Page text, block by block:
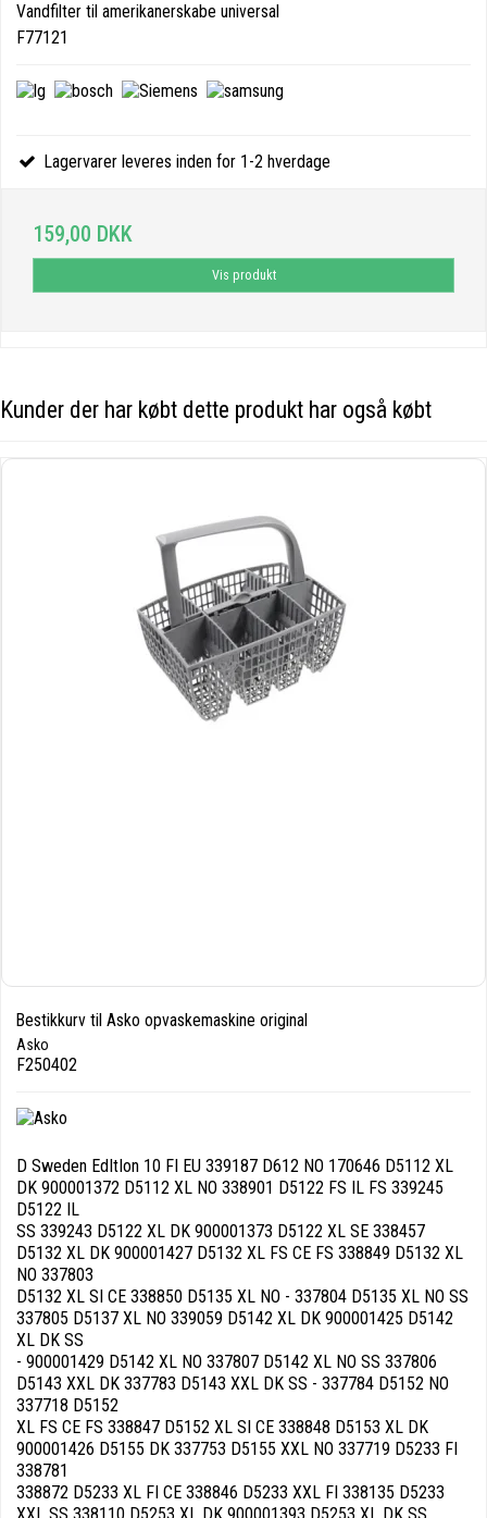
Vandfilter til amerikanerskabe universal
F77121
Lagervarer leveres inden for 1-2 hverdage
159,00 DKK
Vis produkt
Kunder der har købt dette produkt har også købt
Bestikkurv til Asko opvaskemaskine original
Asko
F250402
D Sweden EdItIon 10 FI EU 339187 D612 NO 170646 D5112 XL
DK 900001372 D5112 XL NO 338901 D5122 FS IL FS 339245
D5122 IL
SS 339243 D5122 XL DK 900001373 D5122 XL SE 338457
D5132 XL DK 900001427 D5132 XL FS CE FS 338849 D5132 XL
NO 337803
D5132 XL SI CE 338850 D5135 XL NO - 337804 D5135 XL NO SS
337805 D5137 XL NO 339059 D5142 XL DK 900001425 D5142
XL DK SS
- 900001429 D5142 XL NO 337807 D5142 XL NO SS 337806
D5143 XXL DK 337783 D5143 XXL DK SS - 337784 D5152 NO
337718 D5152
XL FS CE FS 338847 D5152 XL SI CE 338848 D5153 XL DK
900001426 D5155 DK 337753 D5155 XXL NO 337719 D5233 FI
338781
338872 D5233 XL FI CE 338846 D5233 XXL FI 338135 D5233
XXL SS 338110 D5253 XL DK 900001393 D5253 XL DK SS